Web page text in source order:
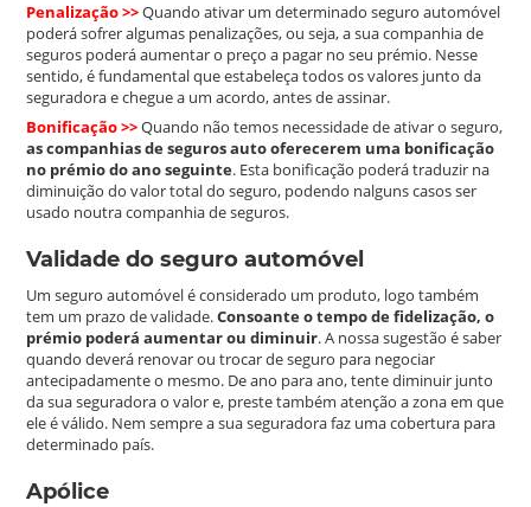
Penalização>>Quando ativar um determinado seguro automóvel
poderá sofrer algumas penalizações, ou seja, a sua companhia de
seguros poderá aumentar o preço a pagar no seu prémio. Nesse
sentido, é fundamental que estabeleça todos os valores junto da
seguradora e chegue a um acordo, antes de assinar.
Bonificação>>Quando não temos necessidade de ativar o seguro,
as companhias de seguros auto oferecerem uma bonificação
no prémio do ano seguinte. Esta bonificação poderá traduzir na
diminuição do valor total do seguro, podendo nalguns casos ser
usado noutra companhia de seguros.
Validade do seguro automóvel
Um seguro automóvel é considerado um produto, logo também
tem um prazo de validade.Consoante o tempo de fidelização, o
prémio poderá aumentar ou diminuir. A nossa sugestão é saber
quando deverá renovar ou trocar de seguro para negociar
antecipadamente o mesmo. De ano para ano, tente diminuir junto
da sua seguradora o valor e, preste também atenção a zona em que
ele é válido. Nem sempre a sua seguradora faz uma cobertura para
determinado país.
Apólice